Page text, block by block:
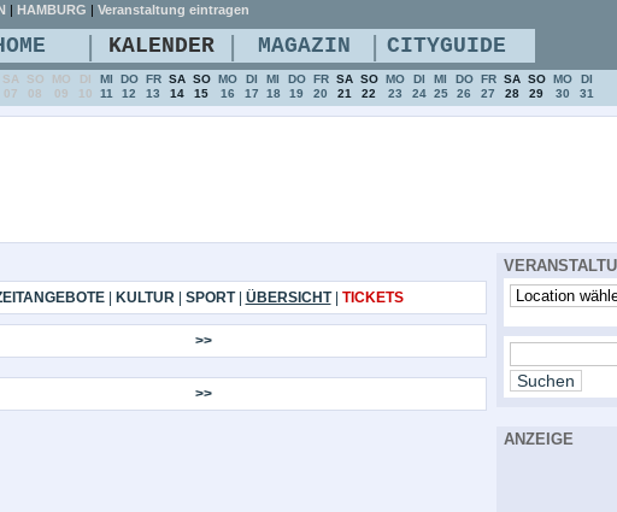
| KULTUR| SPORT| ÜBERSICHT| TICKETS
>>
>>
ANZEIGE
| HAMBURG | Veranstaltung eintragen
| KALENDER | MAGAZIN | CITYGUIDE
SA
07
SO
08
MO
09
DI
10
MI
11
DO
12
FR
13
SA
14
SO
15
MO
16
DI
17
MI
18
DO
19
FR
20
SA
21
SO
22
MO
23
DI
24
MI
25
DO
26
FR
27
SA
28
SO
29
MO
30
DI
31